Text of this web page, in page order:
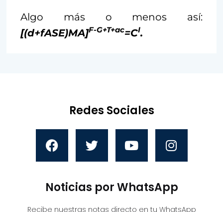
Algo más o menos así:
[(d+fASE)MA]F-G+T+ac=CI.
Redes Sociales
Noticias por WhatsApp
Recibe nuestras notas directo en tu WhatsApp